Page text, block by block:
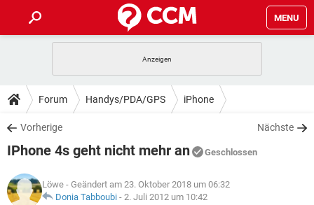
MENU
ANDROID IOS
WINDOWS 10
WHATSAPP TIKTOK
FACEBOOK
TIPPS & TRICKS
SPIELE STREAMING
WHATSAPP TIKTOK
DOWNLOADS
SPIELE STREAMING
ANDROID
WINDOWS 10 INSTAGRAM
SPIELE STREAMING
LEXIKON
Forum Handys/PDA/GPS iPhone
Vorherige Nächste
IPhone 4s geht nicht mehr an Geschlossen
Löwe - Geändert am 23. Oktober 2018 um 06:32
Donia Tabboubi - 2. Juli 2012 um 10:42